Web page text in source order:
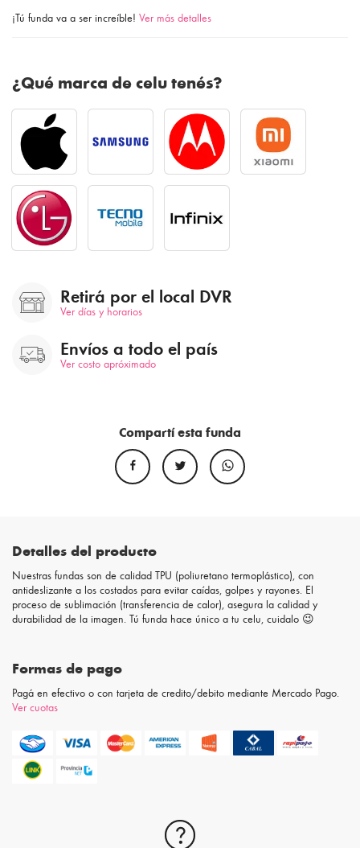
¡Tú funda va a ser increíble! Ver más detalles
¿Qué marca de celu tenés?
Retirá por el local DVR
Ver días y horarios
Envíos a todo el país
Ver costo apróximado
Compartí esta funda
Detalles del producto
Nuestras fundas son de calidad TPU (poliuretano termoplástico), con
antideslizante a los costados para evitar caídas, golpes y rayones. El
proceso de sublimación (transferencia de calor), asegura la calidad y
durabilidad de la imagen. Tú funda hace único a tu celu, cuidalo 😉
Formas de pago
Pagá en efectivo o con tarjeta de credito/debito mediante Mercado Pago.
Ver cuotas